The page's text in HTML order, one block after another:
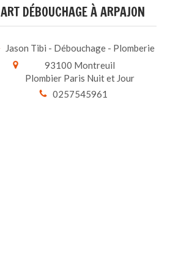
ART DÉBOUCHAGE À ARPAJON
Jason Tibi - Débouchage - Plomberie
93100 Montreuil
Plombier Paris Nuit et Jour
0257545961